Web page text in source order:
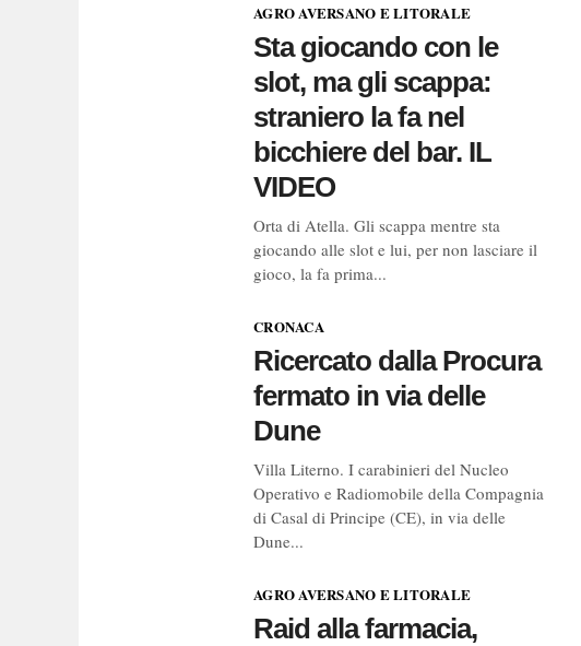
AGRO AVERSANO E LITORALE
Sta giocando con le
slot, ma gli scappa:
straniero la fa nel
bicchiere del bar. IL
VIDEO
Orta di Atella. Gli scappa mentre sta
giocando alle slot e lui, per non lasciare il
gioco, la fa prima...
CRONACA
Ricercato dalla Procura
fermato in via delle
Dune
Villa Literno. I carabinieri del Nucleo
Operativo e Radiomobile della Compagnia
di Casal di Principe (CE), in via delle
Dune...
AGRO AVERSANO E LITORALE
Raid alla farmacia,